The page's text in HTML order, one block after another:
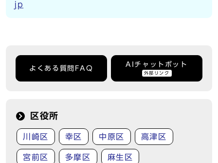
jp
よくある質問FAQ
AIチャットボット
外部リンク
区役所
川崎区 幸区 中原区 高津区
宮前区 多摩区 麻生区